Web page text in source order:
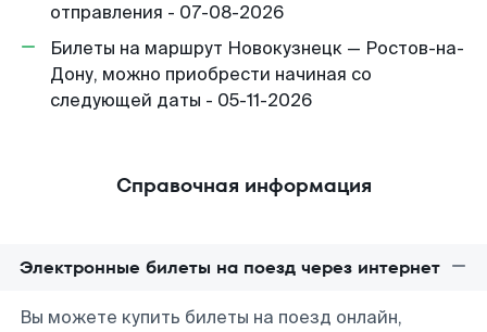
отправления - 07-08-2026
Билеты на маршрут Новокузнецк — Ростов-на-
Дону, можно приобрести начиная со
следующей даты - 05-11-2026
Справочная информация
Электронные билеты на поезд через интернет
Вы можете купить билеты на поезд онлайн,